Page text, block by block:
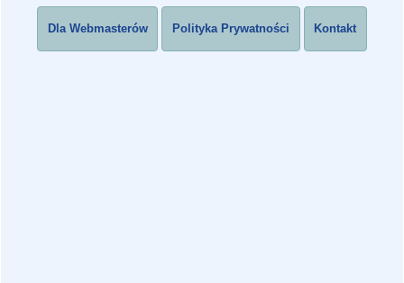
Dla Webmasterów Polityka Prywatności Kontakt